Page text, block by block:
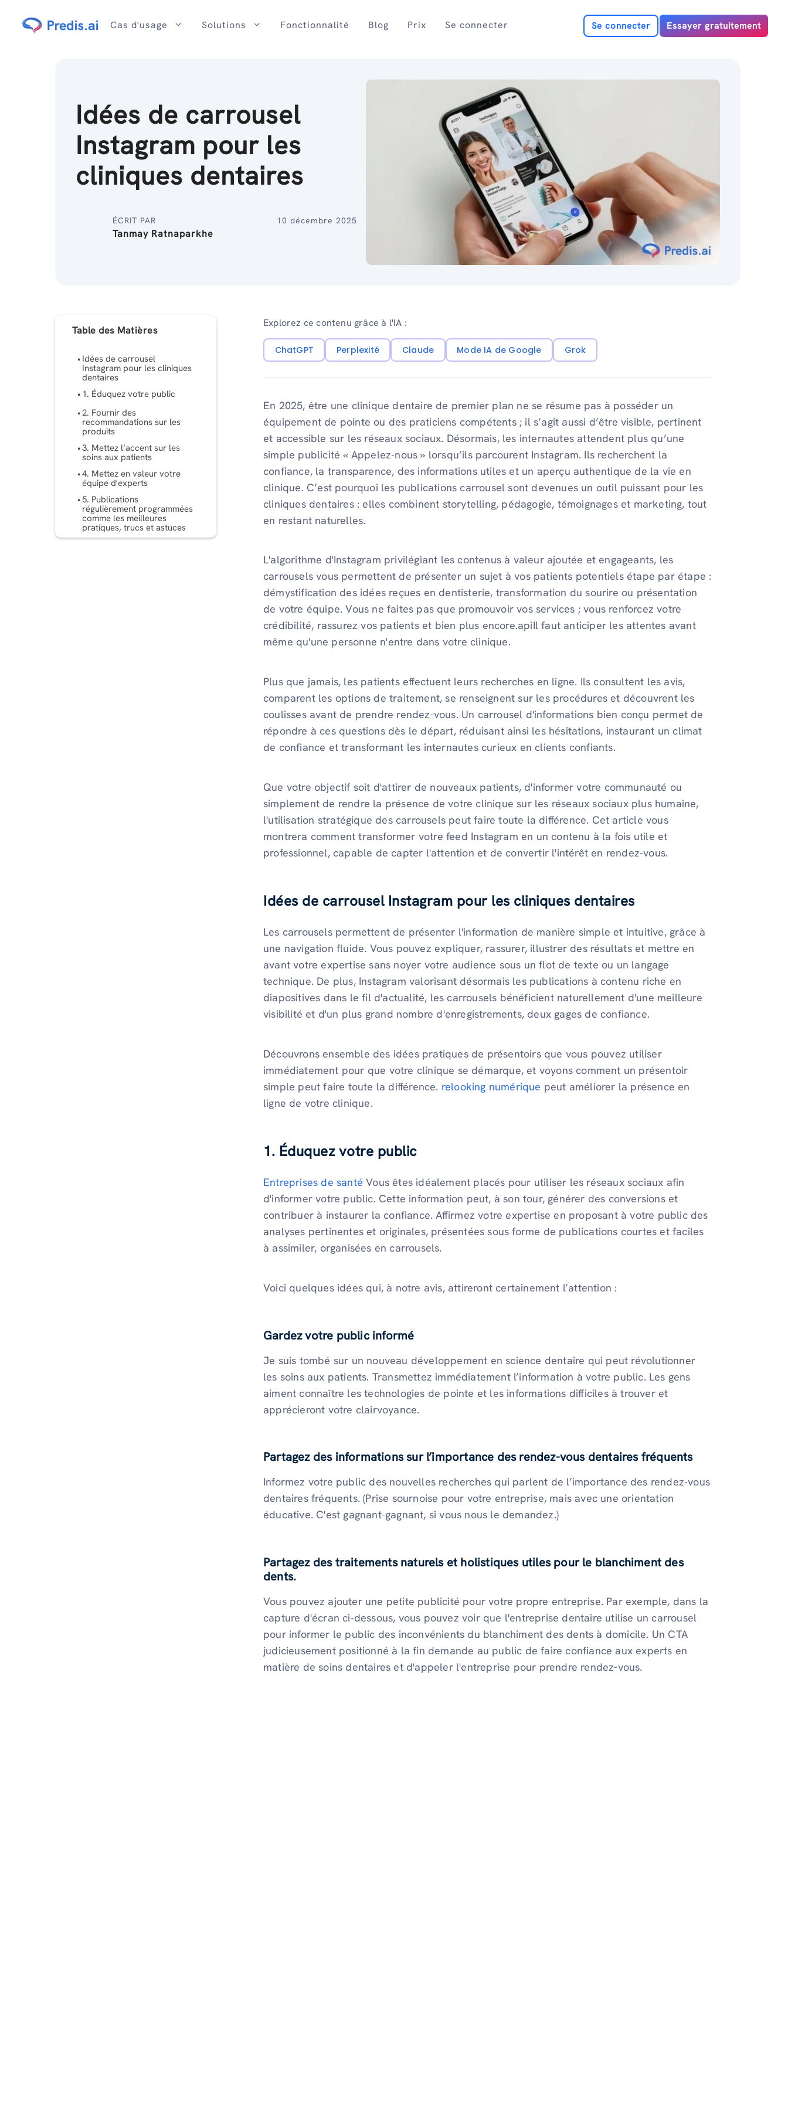
contenu
Cas d'usage Solutions Fonctionnalité Blog Prix Se connecter Se connecter Essayer gratuitement
Idées de carrousel
Instagram pour les
cliniques dentaires
ÉCRIT PAR
Tanmay Ratnaparkhe
10 décembre 2025
Table des Matières
Idées de carrousel
Instagram pour les cliniques
dentaires
1. Éduquez votre public
2. Fournir des
recommandations sur les
produits
3. Mettez l’accent sur les
soins aux patients
4. Mettez en valeur votre
équipe d'experts
5. Publications
régulièrement programmées
comme les meilleures
pratiques, trucs et astuces
Explorez ce contenu grâce à l'IA :
ChatGPT Perplexité Claude Mode IA de Google Grok
En 2025, être une clinique dentaire de premier plan ne se résume pas à posséder un
équipement de pointe ou des praticiens compétents ; il s’agit aussi d’être visible, pertinent
et accessible sur les réseaux sociaux. Désormais, les internautes attendent plus qu’une
simple publicité « Appelez-nous » lorsqu’ils parcourent Instagram. Ils recherchent la
confiance, la transparence, des informations utiles et un aperçu authentique de la vie en
clinique. C’est pourquoi les publications carrousel sont devenues un outil puissant pour les
cliniques dentaires : elles combinent storytelling, pédagogie, témoignages et marketing, tout
en restant naturelles.
L'algorithme d'Instagram privilégiant les contenus à valeur ajoutée et engageants, les
carrousels vous permettent de présenter un sujet à vos patients potentiels étape par étape :
démystification des idées reçues en dentisterie, transformation du sourire ou présentation
de votre équipe. Vous ne faites pas que promouvoir vos services ; vous renforcez votre
crédibilité, rassurez vos patients et bien plus encore.apiIl faut anticiper les attentes avant
même qu'une personne n'entre dans votre clinique.
Plus que jamais, les patients effectuent leurs recherches en ligne. Ils consultent les avis,
comparent les options de traitement, se renseignent sur les procédures et découvrent les
coulisses avant de prendre rendez-vous. Un carrousel d'informations bien conçu permet de
répondre à ces questions dès le départ, réduisant ainsi les hésitations, instaurant un climat
de confiance et transformant les internautes curieux en clients confiants.
Que votre objectif soit d'attirer de nouveaux patients, d'informer votre communauté ou
simplement de rendre la présence de votre clinique sur les réseaux sociaux plus humaine,
l'utilisation stratégique des carrousels peut faire toute la différence. Cet article vous
montrera comment transformer votre feed Instagram en un contenu à la fois utile et
professionnel, capable de capter l'attention et de convertir l'intérêt en rendez-vous.
Idées de carrousel Instagram pour les cliniques dentaires
Les carrousels permettent de présenter l'information de manière simple et intuitive, grâce à
une navigation fluide. Vous pouvez expliquer, rassurer, illustrer des résultats et mettre en
avant votre expertise sans noyer votre audience sous un flot de texte ou un langage
technique. De plus, Instagram valorisant désormais les publications à contenu riche en
diapositives dans le fil d'actualité, les carrousels bénéficient naturellement d'une meilleure
visibilité et d'un plus grand nombre d'enregistrements, deux gages de confiance.
Découvrons ensemble des idées pratiques de présentoirs que vous pouvez utiliser
immédiatement pour que votre clinique se démarque, et voyons comment un présentoir
simple peut faire toute la différence. relooking numérique peut améliorer la présence en
ligne de votre clinique.
1. Éduquez votre public
Entreprises de santé Vous êtes idéalement placés pour utiliser les réseaux sociaux afin
d'informer votre public. Cette information peut, à son tour, générer des conversions et
contribuer à instaurer la confiance. Affirmez votre expertise en proposant à votre public des
analyses pertinentes et originales, présentées sous forme de publications courtes et faciles
à assimiler, organisées en carrousels.
Voici quelques idées qui, à notre avis, attireront certainement l’attention :
Gardez votre public informé
Je suis tombé sur un nouveau développement en science dentaire qui peut révolutionner
les soins aux patients. Transmettez immédiatement l’information à votre public. Les gens
aiment connaître les technologies de pointe et les informations difficiles à trouver et
apprécieront votre clairvoyance.
Partagez des informations sur l’importance des rendez-vous dentaires fréquents
Informez votre public des nouvelles recherches qui parlent de l’importance des rendez-vous
dentaires fréquents. (Prise sournoise pour votre entreprise, mais avec une orientation
éducative. C'est gagnant-gagnant, si vous nous le demandez.)
Partagez des traitements naturels et holistiques utiles pour le blanchiment des
dents.
Vous pouvez ajouter une petite publicité pour votre propre entreprise. Par exemple, dans la
capture d'écran ci-dessous, vous pouvez voir que l'entreprise dentaire utilise un carrousel
pour informer le public des inconvénients du blanchiment des dents à domicile. Un CTA
judicieusement positionné à la fin demande au public de faire confiance aux experts en
matière de soins dentaires et d'appeler l'entreprise pour prendre rendez-vous.